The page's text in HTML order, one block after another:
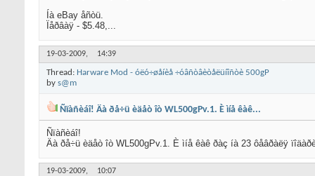
Íà eBay åñòü.
Ïåðâàÿ - $5.48,...
19-03-2009, 14:39
Thread: Harware Mod - óëó÷øåíèå ÷óâñòâèòåëüíîñòè 500gP
by s@m
Ñïàñèáî! Äà ðå÷ü èäåò îò WL500gPv.1. È ìíå êàê...
Ñïàñèáî!
Äà ðå÷ü èäåò îò WL500gPv.1. È ìíå êàê ðàç íà 23 ôåâðàëÿ
19-03-2009, 10:07